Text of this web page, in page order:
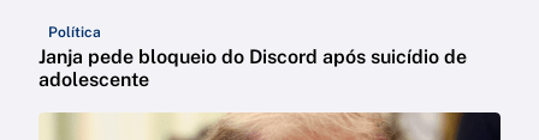
Política
Janja pede bloqueio do Discord após suicídio de
adolescente